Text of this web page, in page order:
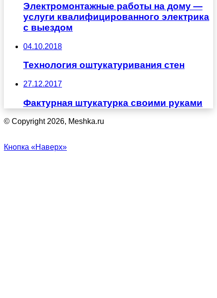
Электромонтажные работы на дому —
услуги квалифицированного электрика
с выездом
04.10.2018
Технология оштукатуривания стен
27.12.2017
Фактурная штукатурка своими руками
© Copyright 2026, Meshka.ru
Кнопка «Наверх»